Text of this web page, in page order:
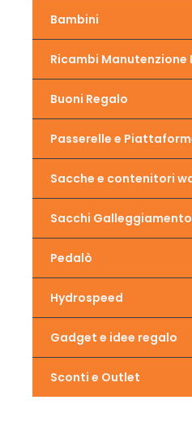
Bambini
Ricambi Manutenzione
Buoni Regalo
Passerelle e
Sacche e contenitori
Sacchi Galleggiamento
Pedalò
Hydrospeed
Gadget e idee regalo
Sconti e Outlet